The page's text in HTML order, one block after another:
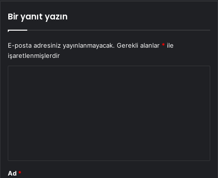
Bir yanıt yazın
E-posta adresiniz yayınlanmayacak. Gerekli alanlar * ile
işaretlenmişlerdir
Ad *